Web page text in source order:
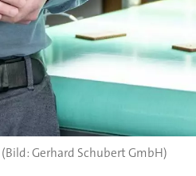
(Bild: Gerhard Schubert GmbH)